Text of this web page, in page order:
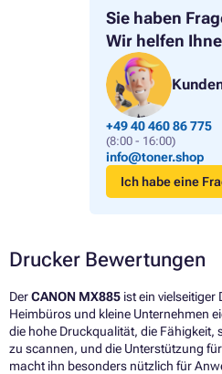
Sie haben
Wir helfen
+49 40 460 86 775
(8:00 - 16:00)
info@toner.shop
Ich habe eine
Drucker Bewertungen
DerCANON MX885 ist ein vielseitiger
Heimbüros und kleine Unternehmen
die hohe Druckqualität, die Fähigkeit,
zu scannen, und die Unterstützung
macht ihn besonders nützlich für